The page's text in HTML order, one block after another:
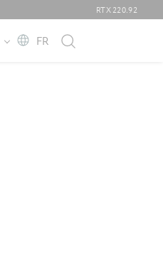
RTX 220.92
FR